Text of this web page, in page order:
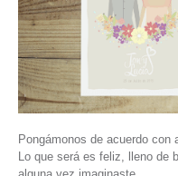
Pongámonos de acuerdo
Lo que será es feliz, lleno de